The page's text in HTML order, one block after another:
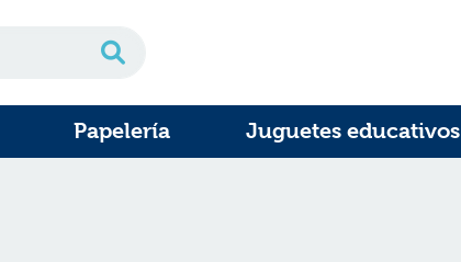
Papelería Juguetes educativos